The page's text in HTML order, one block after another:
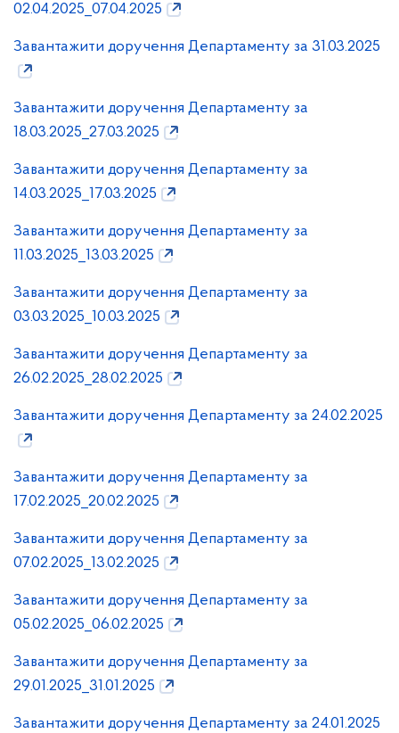
02.04.2025_07.04.2025
Завантажити доручення Департаменту за 31.03.2025
Завантажити доручення Департаменту за
18.03.2025_27.03.2025
Завантажити доручення Департаменту за
14.03.2025_17.03.2025
Завантажити доручення Департаменту за
11.03.2025_13.03.2025
Завантажити доручення Департаменту за
03.03.2025_10.03.2025
Завантажити доручення Департаменту за
26.02.2025_28.02.2025
Завантажити доручення Департаменту за 24.02.2025
Завантажити доручення Департаменту за
17.02.2025_20.02.2025
Завантажити доручення Департаменту за
07.02.2025_13.02.2025
Завантажити доручення Департаменту за
05.02.2025_06.02.2025
Завантажити доручення Департаменту за
29.01.2025_31.01.2025
Завантажити доручення Департаменту за 24.01.2025